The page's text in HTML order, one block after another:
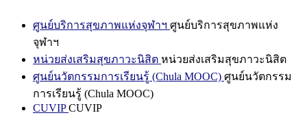
ศูนย์บริการสุขภาพแห่งจุฬาฯ ศูนย์บริการสุขภาพแห่ง
จุฬาฯ
หน่วยส่งเสริมสุขภาวะนิสิต หน่วยส่งเสริมสุขภาวะนิสิต
ศูนย์นวัตกรรมการเรียนรู้ (Chula MOOC) ศูนย์นวัตกรรม
การเรียนรู้ (Chula MOOC)
CUVIPCUVIP